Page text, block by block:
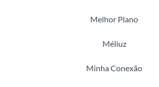
Melhor Plano
Méliuz
Minha Conexão